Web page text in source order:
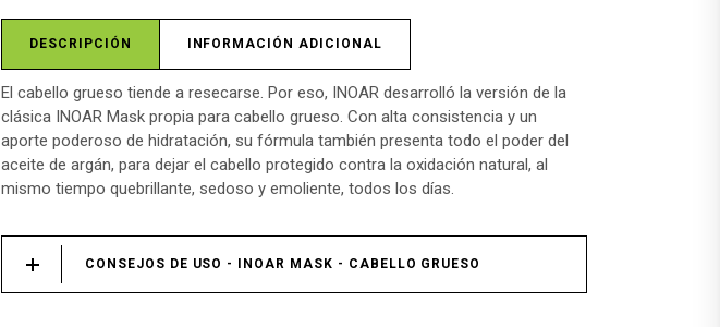
DESCRIPCIÓN INFORMACIÓN ADICIONAL
El cabello grueso tiende a resecarse. Por eso, INOAR desarrolló la versión de la
clásica INOAR Mask propia para cabello grueso. Con alta consistencia y un
aporte poderoso de hidratación, su fórmula también presenta todo el poder del
aceite de argán, para dejar el cabello protegido contra la oxidación natural, al
mismo tiempo quebrillante, sedoso y emoliente, todos los días.
CONSEJOS DE USO - INOAR MASK - CABELLO GRUESO